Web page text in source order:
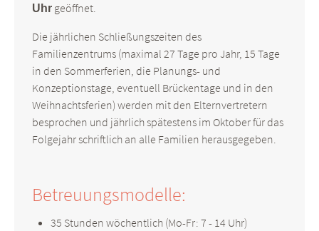
Uhr geöffnet.
Die jährlichen Schließungszeiten des
Familienzentrums (maximal 27 Tage pro Jahr, 15 Tage
in den Sommerferien, die Planungs- und
Konzeptionstage, eventuell Brückentage und in den
Weihnachtsferien) werden mit den Elternvertretern
besprochen und jährlich spätestens im Oktober für das
Folgejahr schriftlich an alle Familien herausgegeben.
Betreuungsmodelle:
35 Stunden wöchentlich (Mo-Fr: 7 - 14 Uhr)